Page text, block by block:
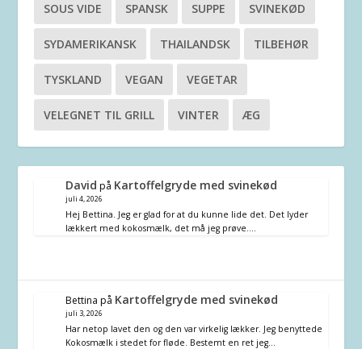
SOUS VIDE SPANSK SUPPE SVINEKØD
SYDAMERIKANSK THAILANDSK TILBEHØR
TYSKLAND VEGAN VEGETAR
VELEGNET TIL GRILL VINTER ÆG
David på Kartoffelgryde med svinekød
juli 4, 2026
Hej Bettina. Jeg er glad for at du kunne lide det. Det lyder
lækkert med kokosmælk, det må jeg prøve.…
Bettina på Kartoffelgryde med svinekød
juli 3, 2026
Har netop lavet den og den var virkelig lækker. Jeg benyttede
Kokosmælk i stedet for fløde. Bestemt en ret jeg…